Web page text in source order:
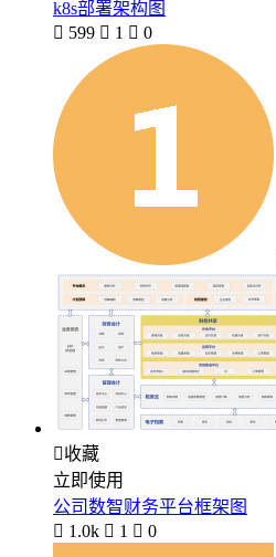
k8s部署架构图
 599  1  0
收藏
立即使用
公司数智财务平台框架图
 1.0k  1  0